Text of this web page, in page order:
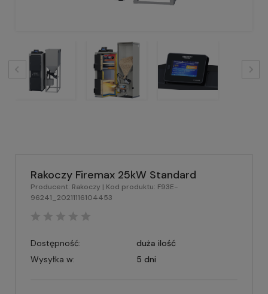
Rakoczy Firemax 25kW Standard
Producent: Rakoczy | Kod produktu: F93E-
96241_20211116104453
Dostępność:
duża ilość
Wysyłka w:
5 dni